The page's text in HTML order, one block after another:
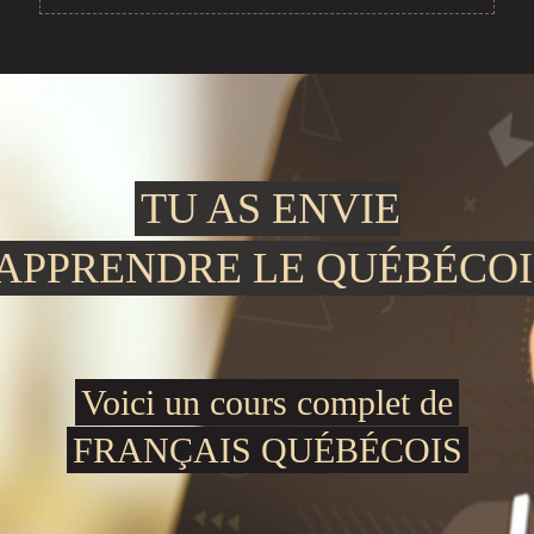
TU AS ENVIE
LE
Voici un cours complet de
FRANÇAIS QUÉBÉCOIS